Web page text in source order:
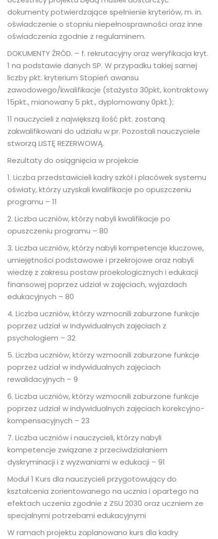
dokumenty potwierdzające spełnienie kryteriów, m. in.
oświadczenie o stopniu niepełnosprawności oraz inne
oświadczenia zgodnie z regulaminem.
DOKUMENTY ŹRÓD. – f. rekrutacyjny oraz weryfikacja kryt.
1 na podstawie danych SP. W przypadku takiej samej
liczby pkt. kryterium Stopień awansu
zawodowego/kwalifikacje (stażysta 30pkt, kontraktowy
15pkt., mianowany 5 pkt., dyplomowany 0pkt.);
11 nauczycieli z największą ilość pkt. zostaną
zakwalifikowani do udziału w pr. Pozostali nauczyciele
stworzą LISTĘ REZERWOWĄ.
Rezultaty do osiągnięcia w projekcie
1. Liczba przedstawicieli kadry szkół i placówek systemu
oświaty, którzy uzyskali kwalifikacje po opuszczeniu
programu – 11
2. Liczba uczniów, którzy nabyli kwalifikacje po
opuszczeniu programu – 80
3. Liczba uczniów, którzy nabyli kompetencje kluczowe,
umiejętności podstawowe i przekrojowe oraz nabyli
wiedzę z zakresu postaw proekologicznych i edukacji
finansowej poprzez udział w zajęciach, wyjazdach
edukacyjnych – 80
4. Liczba uczniów, którzy wzmocnili zaburzone funkcje
poprzez udział w indywidualnych zajęciach z
psychologiem – 32
5. Liczba uczniów, którzy wzmocnili zaburzone funkcje
poprzez udział w indywidualnych zajęciach
rewalidacyjnych – 9
6. Liczba uczniów, którzy wzmocnili zaburzone funkcje
poprzez udział w indywidualnych zajęciach korekcyjno-
kompensacyjnych – 23
7. Liczba uczniów i nauczycieli, którzy nabyli
kompetencje związane z przeciwdziałaniem
dyskryminacji i z wyzwaniami w edukacji – 91
Moduł 1 Kurs dla nauczycieli przygotowujący do
kształcenia zorientowanego na ucznia i opartego na
efektach uczenia zgodnie z ZSU 2030 oraz uczniem ze
specjalnymi potrzebami edukacyjnymi
W ramach projektu zaplanowano kurs dla kadry